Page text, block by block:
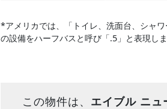
*アメリカでは、「トイレ、洗面台、シャ
の設備をハーフバスと呼び「.5」と表現し
この物件は、 エイブル ニュ